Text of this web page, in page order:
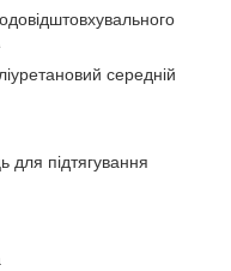
середній
для підтягування